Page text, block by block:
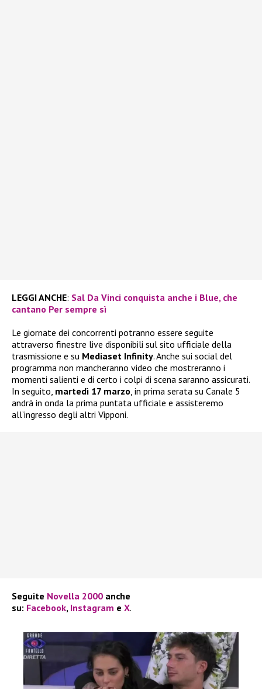
LEGGI ANCHE: Sal Da Vinci conquista anche i Blue, che
cantano Per sempre sì
Le giornate dei concorrenti potranno essere seguite
attraverso finestre live disponibili sul sito ufficiale della
trasmissione e su Mediaset Infinity. Anche sui social del
programma non mancheranno video che mostreranno i
momenti salienti e di certo i colpi di scena saranno assicurati.
In seguito, martedì 17 marzo , in prima serata su Canale 5
andrà in onda la prima puntata ufficiale e assisteremo
all’ingresso degli altri Vipponi.
Seguite Novella 2000 anche
su: Facebook, Instagram e X.